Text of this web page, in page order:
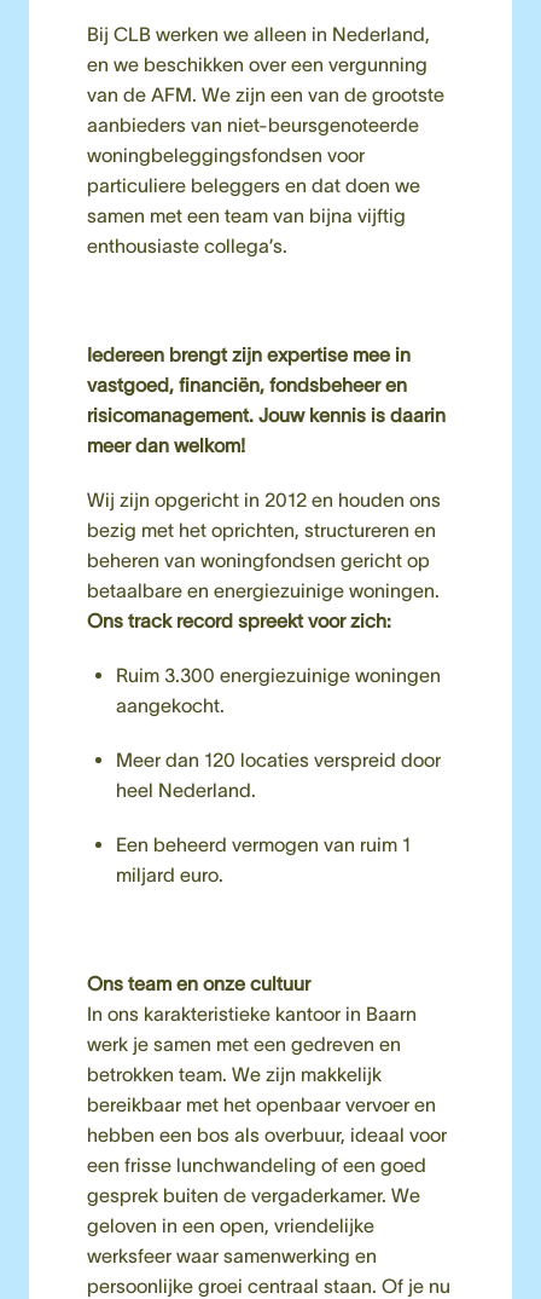
Bij CLB werken we alleen in Nederland,
en we beschikken over een vergunning
van de AFM. We zijn een van de grootste
aanbieders van niet-beursgenoteerde
woningbeleggingsfondsen voor
particuliere beleggers en dat doen we
samen met een team van bijna vijftig
enthousiaste collega’s.
Iedereen brengt zijn expertise mee in
vastgoed, financiën, fondsbeheer en
risicomanagement. Jouw kennis is daarin
meer dan welkom!
Wij zijn opgericht in 2012 en houden ons
bezig met het oprichten, structureren en
beheren van woningfondsen gericht op
Ons track record spreekt voor zich:
Ruim 3.300 energiezuinige woningen
aangekocht.
Meer dan 120 locaties verspreid door
heel Nederland.
Een beheerd vermogen van ruim 1
miljard euro.
Ons team en onze cultuur
In ons karakteristieke kantoor in Baarn
werk je samen met een gedreven en
betrokken team. We zijn makkelijk
bereikbaar met het openbaar vervoer en
hebben een bos als overbuur, ideaal voor
een frisse lunchwandeling of een goed
gesprek buiten de vergaderkamer. We
geloven in een open, vriendelijke
werksfeer waar samenwerking en
persoonlijke groei centraal staan. Of je nu